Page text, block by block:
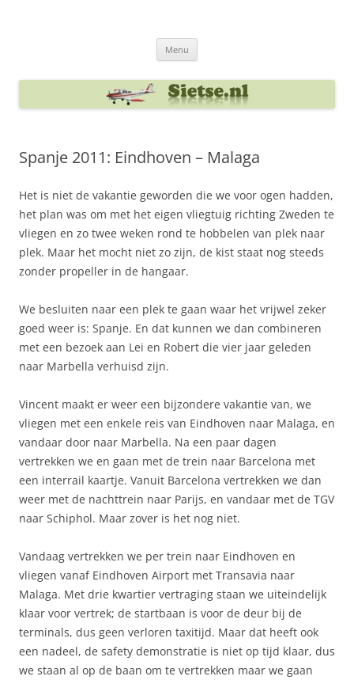
Menu
Spanje 2011: Eindhoven – Malaga
Het is niet de vakantie geworden die we voor ogen hadden,
het plan was om met het eigen vliegtuig richting Zweden te
vliegen en zo twee weken rond te hobbelen van plek naar
plek. Maar het mocht niet zo zijn, de kist staat nog steeds
zonder propeller in de hangaar.
We besluiten naar een plek te gaan waar het vrijwel zeker
goed weer is: Spanje. En dat kunnen we dan combineren
met een bezoek aan Lei en Robert die vier jaar geleden
naar Marbella verhuisd zijn.
Vincent maakt er weer een bijzondere vakantie van, we
vliegen met een enkele reis van Eindhoven naar Malaga, en
vandaar door naar Marbella. Na een paar dagen
vertrekken we en gaan met de trein naar Barcelona met
een interrail kaartje. Vanuit Barcelona vertrekken we dan
weer met de nachttrein naar Parijs, en vandaar met de TGV
naar Schiphol. Maar zover is het nog niet.
Vandaag vertrekken we per trein naar Eindhoven en
vliegen vanaf Eindhoven Airport met Transavia naar
Malaga. Met drie kwartier vertraging staan we uiteindelijk
klaar voor vertrek; de startbaan is voor de deur bij de
terminals, dus geen verloren taxitijd. Maar dat heeft ook
een nadeel, de safety demonstratie is niet op tijd klaar, dus
we staan al op de baan om te vertrekken maar we gaan